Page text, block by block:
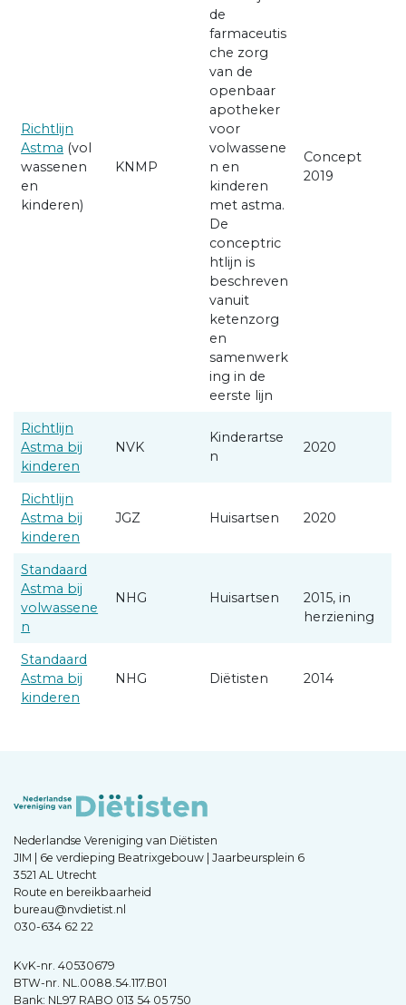
Richtlijn
Astma (vol
wassenen
en
kinderen)
KNMP
de
farmaceutis
che zorg
van de
openbaar
apotheker
voor
volwassene
n en
kinderen
met astma.
De
conceptric
htlijn is
beschreven
vanuit
ketenzorg
en
samenwerk
ing in de
eerste lijn
Concept
2019
Richtlijn
Astma bij
kinderen
NVK
Kinderartse
n
2020
Richtlijn
Astma bij
kinderen
JGZ Huisartsen 2020
Standaard
Astma bij
volwassene
n
NHG Huisartsen
2015, in
herziening
Standaard
Astma bij
kinderen
NHG Diëtisten 2014
Nederlandse Vereniging van Diëtisten
JIM | 6e verdieping Beatrixgebouw | Jaarbeursplein 6
3521 AL Utrecht
Route en bereikbaarheid
bureau@nvdietist.nl
030-634 62 22
KvK-nr. 40530679
BTW-nr. NL.0088.54.117.B01
Bank: NL97 RABO 013 54 05 750